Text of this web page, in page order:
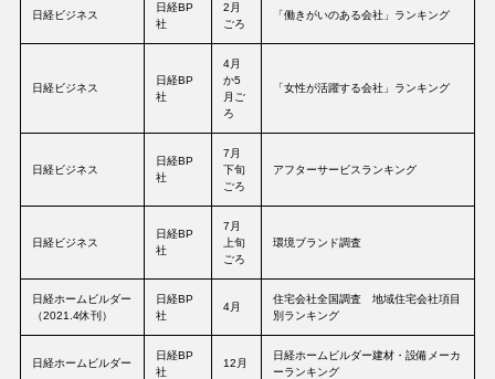
日経ビジネス
日経BP
社
2月
ごろ
「働きがいのある会社」ランキング
日経ビジネス
日経BP
社
4月
か5
月ご
ろ
「女性が活躍する会社」ランキング
日経ビジネス
日経BP
社
7月
下旬
ごろ
アフターサービスランキング
日経ビジネス
日経BP
社
7月
上旬
ごろ
環境ブランド調査
日経ホームビルダー
（2021.4休刊）
日経BP
社
4月
住宅会社全国調査 地域住宅会社項目
別ランキング
日経ホームビルダー
日経BP
社
12月
日経ホームビルダー建材・設備メーカ
ーランキング